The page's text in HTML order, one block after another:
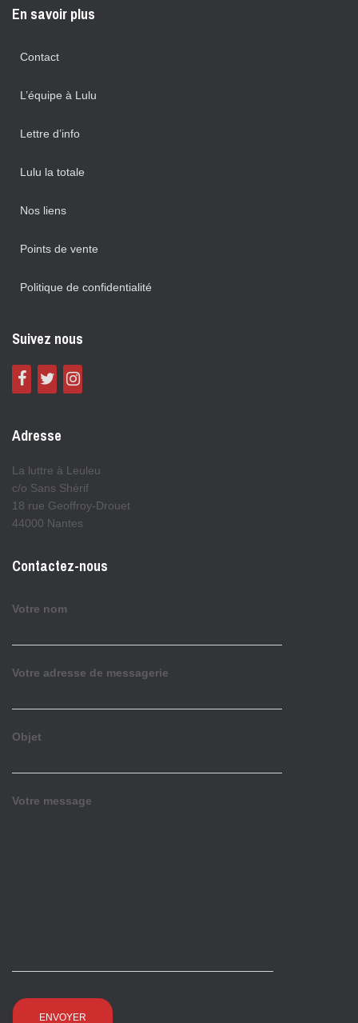
En savoir plus
Contact
L’équipe à Lulu
Lettre d’info
Lulu la totale
Nos liens
Points de vente
Politique de confidentialité
Suivez nous
Adresse
La luttre à Leuleu
c/o Sans Shérif
18 rue Geoffroy-Drouet
44000 Nantes
Contactez-nous
Votre nom
Votre adresse de messagerie
Objet
Votre message